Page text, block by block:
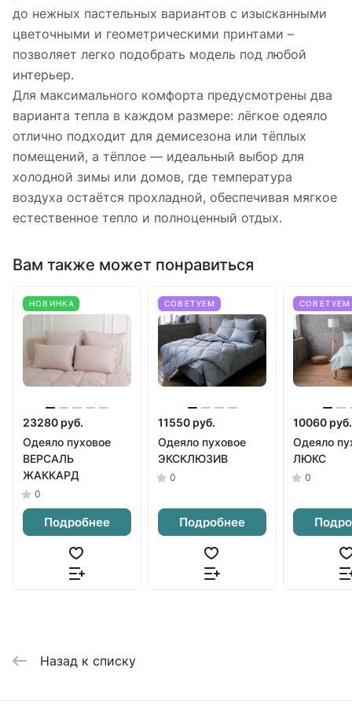
до нежных пастельных вариантов с изысканными
цветочными и геометрическими принтами –
позволяет легко подобрать модель под любой
интерьер.
Для максимального комфорта предусмотрены два
варианта тепла в каждом размере: лёгкое одеяло
отлично подходит для демисезона или тёплых
помещений, а тёплое — идеальный выбор для
холодной зимы или домов, где температура
воздуха остаётся прохладной, обеспечивая мягкое
естественное тепло и полноценный отдых.
Вам также может понравиться
НОВИНКА
23280 руб.
Одеяло пуховое
ВЕРСАЛЬ
ЖАККАРД
0
Подробнее
СОВЕТУЕМ
11550 руб.
Одеяло пуховое
ЭКСКЛЮЗИВ
0
Подробнее
СОВЕТУЕМ
10060 руб.
Одеяло
ЛЮКС
0
Назад к списку